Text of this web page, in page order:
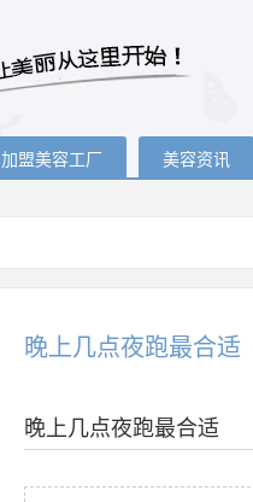
加盟美容工厂 美容资讯
晚上几点夜跑最合适
晚上几点夜跑最合适